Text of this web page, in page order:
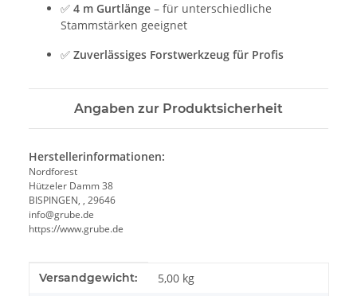
✅ 4 m Gurtlänge – für unterschiedliche
Stammstärken geeignet
✅ Zuverlässiges Forstwerkzeug für Profis
Angaben zur Produktsicherheit
Herstellerinformationen:
Nordforest
Hützeler Damm 38
BISPINGEN, , 29646
info@grube.de
https://www.grube.de
Produkteigenschaft
Wert
Versandgewicht: 5,00 kg